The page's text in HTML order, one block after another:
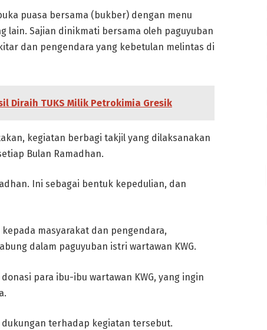
puasa bersama (bukber) dengan menu
lain. Sajian dinikmati bersama oleh paguyuban
dan pengendara yang kebetulan melintas di
Diraih TUKS Milik Petrokimia Gresik
kegiatan berbagi takjil yang dilaksanakan
Bulan Ramadhan.
Ini sebagai bentuk kepedulian, dan
masyarakat dan pengendara,
dalam paguyuban istri wartawan KWG.
para ibu-ibu wartawan KWG, yang ingin
dukungan terhadap kegiatan tersebut.